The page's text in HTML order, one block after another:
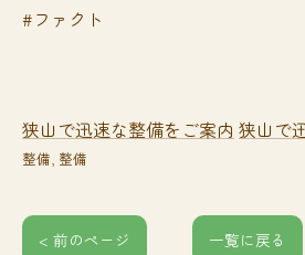
#ファクト
狭山で迅速な整備をご案内 狭山で
整備 整備
< 前のページ 一覧に戻る